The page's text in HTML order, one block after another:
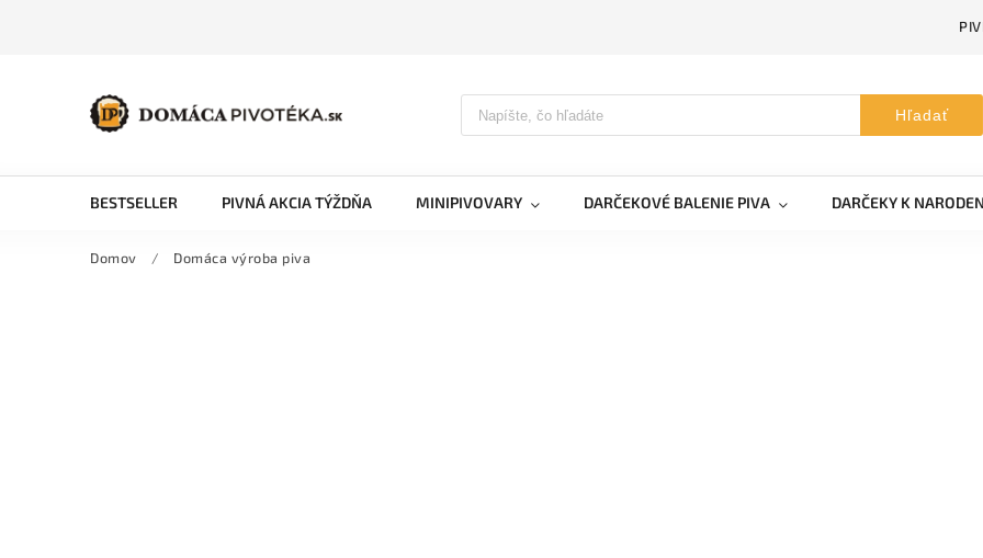
Hľadať
BESTSELLER PIVNÁ AKCIA TÝŽDŇA MINIPIVOVARY DARČEKOVÉ BALENIE PIVA DARČEKY K
Domov / Domáca výroba piva